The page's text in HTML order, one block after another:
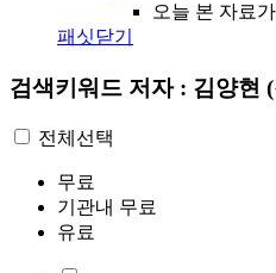
오늘 본 자료
패싯닫기
검색키워드 저자 : 김양현
전체선택
무료
기관내 무료
유료